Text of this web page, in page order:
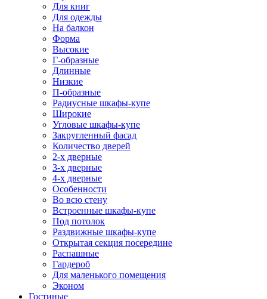
Для книг
Для одежды
На балкон
Форма
Высокие
Г-образные
Длинные
Низкие
П-образные
Радиусные шкафы-купе
Широкие
Угловые шкафы-купе
Закругленный фасад
Количество дверей
2-х дверные
3-х дверные
4-х дверные
Особенности
Во всю стену
Встроенные шкафы-купе
Под потолок
Раздвижные шкафы-купе
Открытая секция посередине
Распашные
Гардероб
Для маленького помещения
Эконом
Гостиные